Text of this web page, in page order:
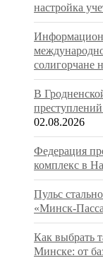
настройка
солигорчане
В
02.08.2026
Федерация
комплекс в
Пульс
«Минск-
Как выбрать
Минске: от